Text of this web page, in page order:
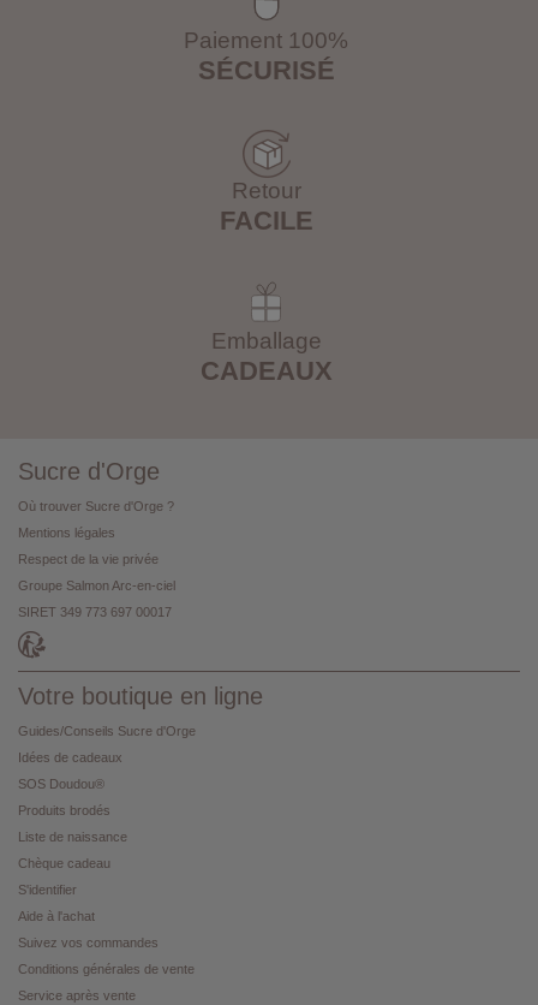
Paiement 100%
SÉCURISÉ
Retour
FACILE
Emballage
CADEAUX
Sucre d'Orge
Où trouver Sucre d'Orge ?
Mentions légales
Respect de la vie privée
Groupe Salmon Arc-en-ciel
SIRET 349 773 697 00017
Votre boutique en ligne
Guides/Conseils Sucre d'Orge
Idées de cadeaux
SOS Doudou®
Produits brodés
Liste de naissance
Chèque cadeau
S'identifier
Aide à l'achat
Suivez vos commandes
Conditions générales de vente
Service après vente